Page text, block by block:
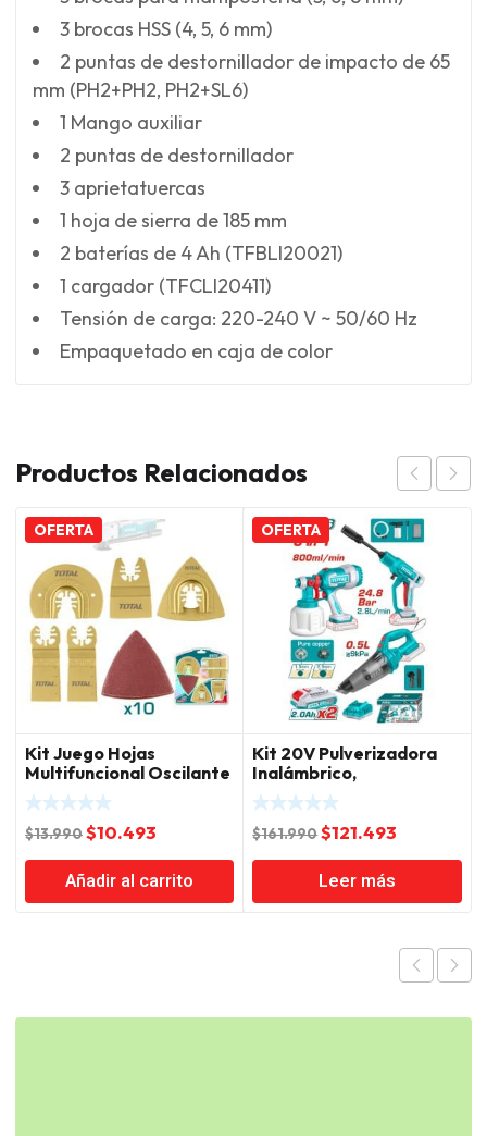
3 brocas HSS (4, 5, 6 mm)
2 puntas de destornillador de impacto de 65
mm (PH2+PH2, PH2+SL6)
1 Mango auxiliar
2 puntas de destornillador
3 aprietatuercas
1 hoja de sierra de 185 mm
2 baterías de 4 Ah (TFBLI20021)
1 cargador (TFCLI20411)
Tensión de carga: 220-240 V ~ 50/60 Hz
Empaquetado en caja de color
Productos Relacionados
OFERTA
Kit Juego Hojas
Multifuncional Oscilante
15 Piezas Total
$13.990El
precio
original
era:
$10.493
precio
actual
es:
Añadir al carrito
OFERTA
Kit 20V Pulverizadora
Inalámbrico,
Hidrolavadora y
Aspiradora Manual, 2
Baterías y Cargador
$161.990El
precio
original
era:
$121.493
precio
es:
Leer más